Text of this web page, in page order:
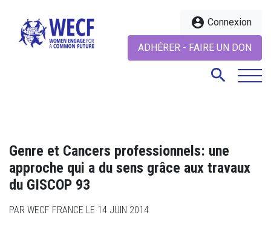
account_circle Connexion
ADHÉRER - FAIRE UN DON
search
Genre et Cancers professionnels: une
approche qui a du sens grâce aux travaux
du GISCOP 93
PAR WECF FRANCE LE 14 JUIN 2014